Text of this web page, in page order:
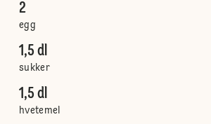
2
egg
1,5 dl
sukker
1,5 dl
hvetemel